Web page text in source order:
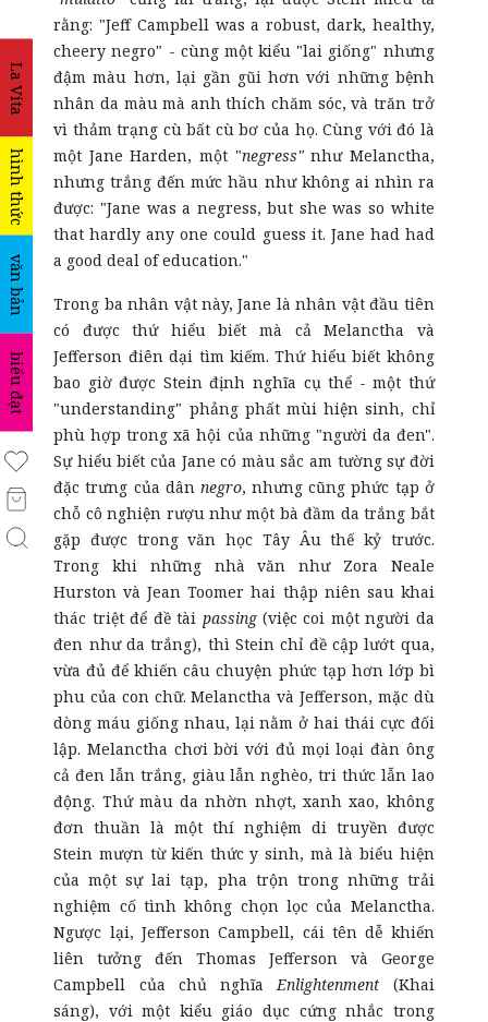
La Vita
hình thức
văn bản
biểu đạt
rằng: "Jeff Campbell was a robust, dark, healthy,
cheery negro" - cùng một kiểu "lai giống" nhưng
đậm màu hơn, lại gần gũi hơn với những bệnh
nhân da màu mà anh thích chăm sóc, và trăn trở
vì thảm trạng cù bất cù bơ của họ. Cùng với đó là
một Jane Harden, một "negress"như Melanctha,
nhưng trắng đến mức hầu như không ai nhìn ra
được: "Jane was a negress, but she was so white
that hardly any one could guess it. Jane had had
a good deal of education."
Trong ba nhân vật này, Jane là nhân vật đầu tiên
có được thứ hiểu biết mà cả Melanctha và
Jefferson điên dại tìm kiếm. Thứ hiểu biết không
bao giờ được Stein định nghĩa cụ thể - một thứ
"understanding" phảng phất mùi hiện sinh, chỉ
phù hợp trong xã hội của những "người da đen".
Sự hiểu biết của Jane có màu sắc am tường sự đời
đặc trưng của dân negro, nhưng cũng phức tạp ở
chỗ cô nghiện rượu như một bà đầm da trắng bắt
gặp được trong văn học Tây Âu thế kỷ trước.
Trong khi những nhà văn như Zora Neale
Hurston và Jean Toomer hai thập niên sau khai
thác triệt để đề tài passing(việc coi một người da
đen như da trắng), thì Stein chỉ đề cập lướt qua,
vừa đủ để khiến câu chuyện phức tạp hơn lớp bì
phu của con chữ. Melanctha và Jefferson, mặc dù
dòng máu giống nhau, lại nằm ở hai thái cực đối
lập. Melanctha chơi bời với đủ mọi loại đàn ông
cả đen lẫn trắng, giàu lẫn nghèo, tri thức lẫn lao
động. Thứ màu da nhờn nhợt, xanh xao, không
đơn thuần là một thí nghiệm di truyền được
Stein mượn từ kiến thức y sinh, mà là biểu hiện
của một sự lai tạp, pha trộn trong những trải
nghiệm cố tình không chọn lọc của Melanctha.
Ngược lại, Jefferson Campbell, cái tên dễ khiến
liên tưởng đến Thomas Jefferson và George
Campbell của chủ nghĩaEnlightenment (Khai
sáng), với một kiểu giáo dục cứng nhắc trong